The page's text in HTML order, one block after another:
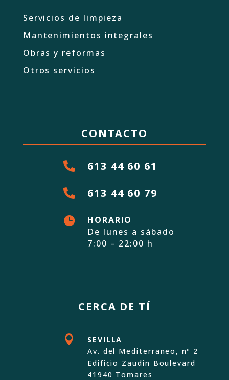
Servicios de limpieza
Mantenimientos integrales
Obras y reformas
Otros servicios
CONTACTO
 613 44 60 61
 613 44 60 79

HORARIO
De lunes a sábado
7:00 – 22:00 h
CERCA DE TÍ

SEVILLA
Av. del Mediterraneo, nº 2
Edificio Zaudin Boulevard
41940 Tomares